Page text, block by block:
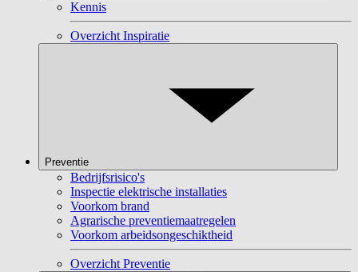
Kennis
Overzicht Inspiratie
Preventie
Bedrijfsrisico's
Inspectie elektrische installaties
Voorkom brand
Agrarische preventiemaatregelen
Voorkom arbeidsongeschiktheid
Overzicht Preventie